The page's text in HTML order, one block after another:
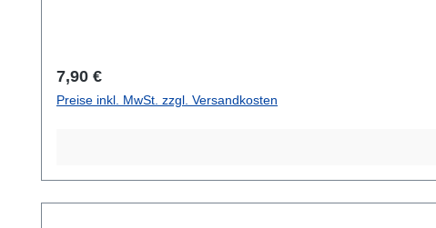
Regulärer Preis:
7,90 €
Preise inkl. MwSt. zzgl. Versandkosten